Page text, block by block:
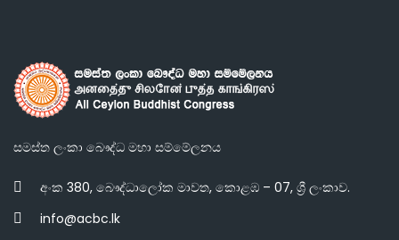
සමස්ත ලංකා බෞද්ධ මහා සම්මේලනය
අංක 380, බෞද්ධාලෝක මාවත, කොළඹ – 07, ශ්‍රී ලංකාව.
info@acbc.lk